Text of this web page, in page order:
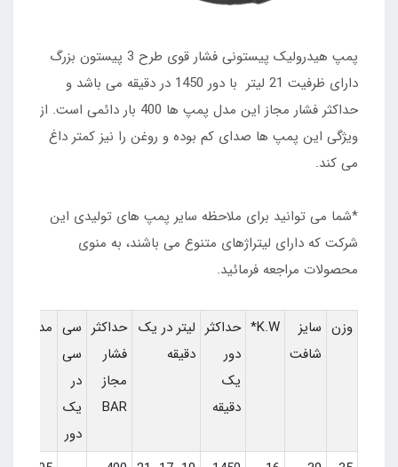
پمپ هیدرولیک پیستونی فشار قوی طرح 3 پیستون بزرگ
دارای ظرفیت 21 لیتر با دور 1450 در دقیقه می باشد و
حداکثر فشار مجاز این مدل پمپ ها 400 بار دائمی است. از
ویژگی این پمپ ها صدای کم بوده و روغن را نیز کمتر داغ
می کند.
*شما می توانید برای ملاحظه سایر پمپ های تولیدی این
شرکت که دارای لیتراژهای متنوع می باشند، به منوی
محصولات مراجعه فرمائید.
وزن سایز
شافت
K.W*
حداکثر
دور
یک
دقیقه
لیتر در یک
دقیقه
حداکثر
فشار
مجاز
BAR
سی
سی
در
یک
دور
مدل